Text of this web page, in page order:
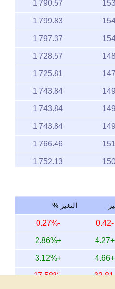
1,790.57
1,799.83
1,797.37
1,728.57
1,725.81
1,743.84
1,743.84
1,743.84
1,766.46
1,752.13
1,753.94
1,734.41
التغير %
-0.42
-0.27%
+4.27
+2.86%
+4.66
+3.12%
-
-17.58%